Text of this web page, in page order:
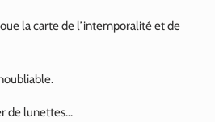
la carte de l’intemporalité et de
de lunettes...